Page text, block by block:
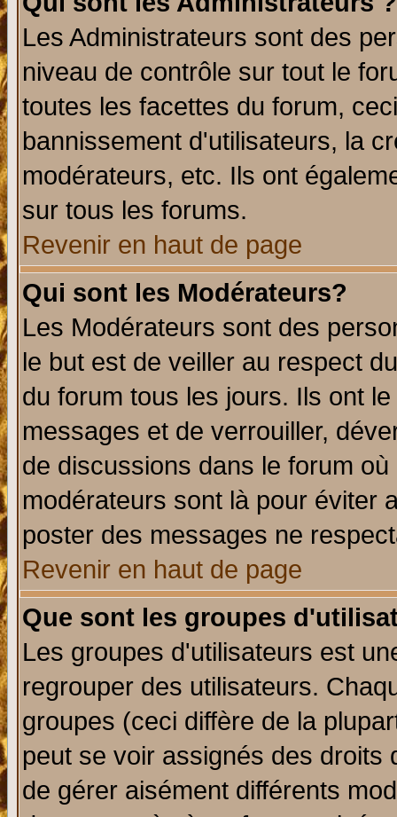
Les Administrateurs sont des
niveau de contrôle sur tout le
toutes les facettes du forum,
bannissement d'utilisateurs, la
modérateurs, etc. Ils ont
sur tous les forums.
Revenir en haut de page
Qui sont les Modérateurs?
Les Modérateurs sont des
le but est de veiller au respect
du forum tous les jours. Ils ont
messages et de verrouiller,
de discussions dans le forum
modérateurs sont là pour éviter
poster des messages ne
Revenir en haut de page
Que sont les groupes
Les groupes d'utilisateurs est
regrouper des utilisateurs.
groupes (ceci diffère de la
peut se voir assignés des
de gérer aisément différents